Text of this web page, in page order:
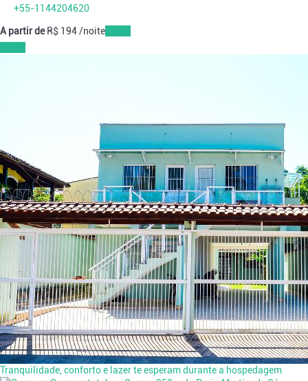
+55-1144204620
A partir deR$ 194/noite
Tranquilidade, conforto e lazer te esperam durante a hospedagem